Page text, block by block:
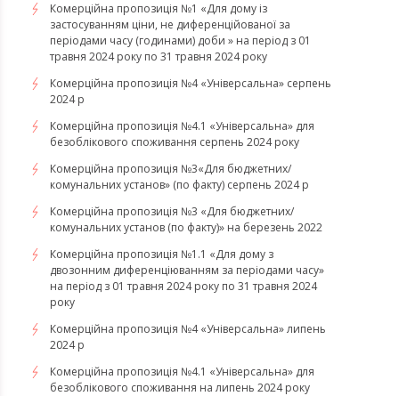
Комерційна пропозиція №1 «Для дому із
застосуванням ціни, не диференційованої за
періодами часу (годинами) доби » на період з 01
травня 2024 року по 31 травня 2024 року
Комерційна пропозиція №4 «Універсальна» серпень
2024 р
Комерційна пропозиція №4.1 «Універсальна» для
безоблікового споживання серпень 2024 року
Комерційна пропозиція №3«Для бюджетних/
комунальних установ» (по факту) серпень 2024 р
Комерційна пропозиція №3 «Для бюджетних/
комунальних установ (по факту)» на березень 2022
Комерційна пропозиція №1.1 «Для дому з
двозонним диференціюванням за періодами часу»
на період з 01 травня 2024 року по 31 травня 2024
року
Комерційна пропозиція №4 «Універсальна» липень
2024 р
Комерційна пропозиція №4.1 «Універсальна» для
безоблікового споживання на липень 2024 року